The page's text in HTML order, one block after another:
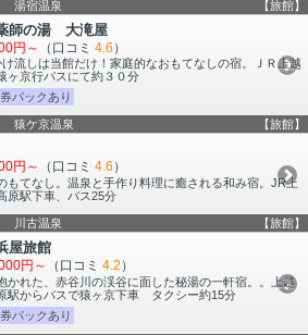
湯宿温泉 【旅館】
師の湯 大滝屋
円～ （口コミ 4.6 ）
流しは当館だけ！家庭的なおもてなしの宿。ＪＲ上越
ヶ京行バスにて約３０分
パックあり
猿ケ京温泉 【旅館】
円～ （口コミ 4.6 ）
もてなし。温泉と手作り料理に癒される和み宿。JR上
原駅下車、バス25分
川古温泉 【旅館】
屋旅館
円～ （口コミ 4.2 ）
かれた、赤谷川の渓谷に面した秘湯の一軒宿。。上越
駅からバスで猿ヶ京下車 タクシー約15分
パックあり